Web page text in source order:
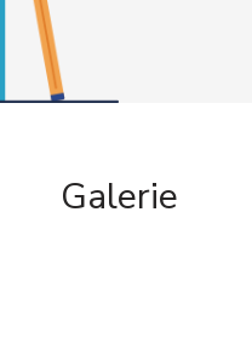
Galerie